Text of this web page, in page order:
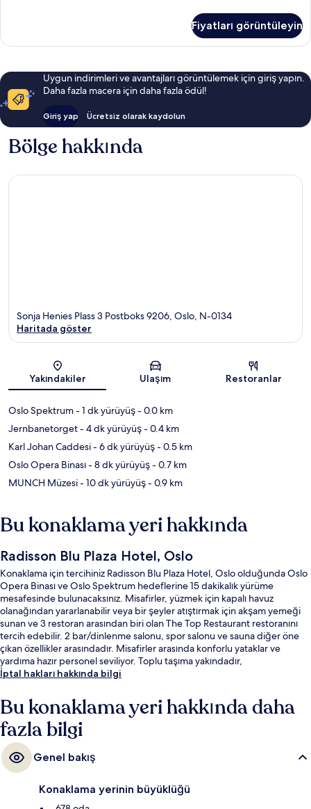
fotoğrafları
Fjord
daha
fazla
detay
Fiyatları görüntüleyin
Uygun indirimleri ve avantajları görüntülemek için giriş yapın.
Daha fazla macera için daha fazla ödül!
Giriş yap Ücretsiz olarak kaydolun
Bölge hakkında
Harita
Sonja Henies Plass 3 Postboks 9206, Oslo, N-0134
Haritada göster
Yakındakiler Ulaşım Restoranlar
Oslo Spektrum- 1 dk yürüyüş- 0.0 km
Jernbanetorget- 4 dk yürüyüş- 0.4 km
Karl Johan Caddesi- 6 dk yürüyüş- 0.5 km
Oslo Opera Binası- 8 dk yürüyüş- 0.7 km
MUNCH Müzesi- 10 dk yürüyüş- 0.9 km
Bu konaklama yeri hakkında
Radisson Blu Plaza Hotel, Oslo
Konaklama için tercihiniz Radisson Blu Plaza Hotel, Oslo olduğunda Oslo
Opera Binası ve Oslo Spektrum hedeflerine 15 dakikalık yürüme
mesafesinde bulunacaksınız. Misafirler, yüzmek için kapalı havuz
olanağından yararlanabilir veya bir şeyler atıştırmak için akşam yemeği
sunan ve 3 restoran arasından biri olan The Top Restaurant restoranını
tercih edebilir. 2 bar/dinlenme salonu, spor salonu ve sauna diğer öne
çıkan özellikler arasındadır. Misafirler arasında konforlu yataklar ve
yardıma hazır personel seviliyor. Toplu taşıma yakındadır,
Jernbanetorget Metro İstasyonu 4 dakikalık ve Brugata İstasyonu 5
İptal hakları hakkında bilgi
Bu konaklama yeri hakkında daha
fazla bilgi
Genel bakış
Konaklama yerinin büyüklüğü